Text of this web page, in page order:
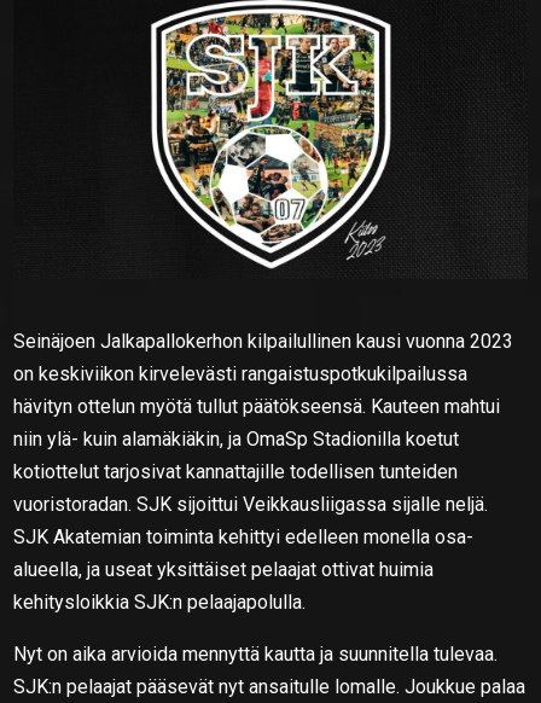
Seinäjoen Jalkapallokerhon kilpailullinen kausi vuonna 2023
on keskiviikon kirvelevästi rangaistuspotkukilpailussa
hävityn ottelun myötä tullut päätökseensä. Kauteen mahtui
niin ylä- kuin alamäkiäkin, ja OmaSp Stadionilla koetut
kotiottelut tarjosivat kannattajille todellisen tunteiden
vuoristoradan. SJK sijoittui Veikkausliigassa sijalle neljä.
SJK Akatemian toiminta kehittyi edelleen monella osa-
alueella, ja useat yksittäiset pelaajat ottivat huimia
kehitysloikkia SJK:n pelaajapolulla.
Nyt on aika arvioida mennyttä kautta ja suunnitella tulevaa.
SJK:n pelaajat pääsevät nyt ansaitulle lomalle. Joukkue palaa